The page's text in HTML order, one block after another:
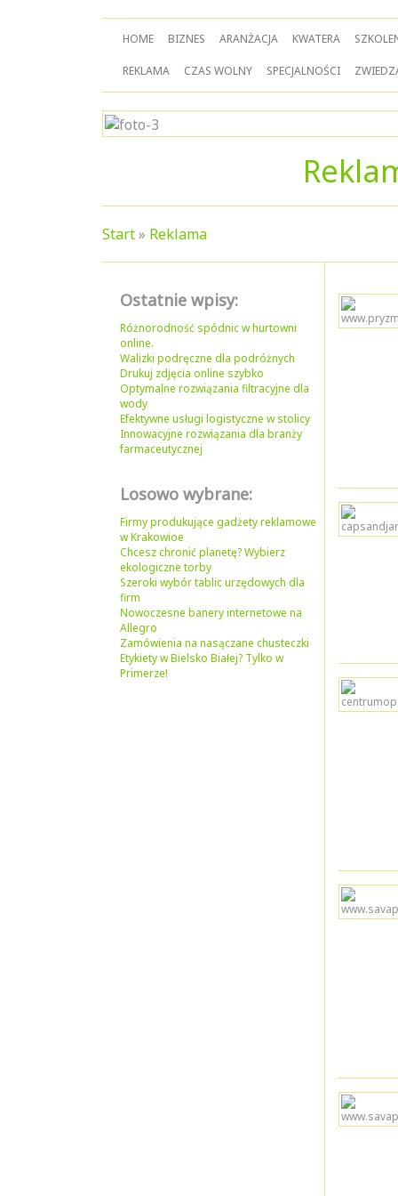
HOME BIZNES ARANŻACJA KWATERA
REKLAMA CZAS WOLNY SPECJALNOŚCI
Start» Reklama
Ostatnie wpisy:
Różnorodność spódnic w hurtowni
online.
Walizki podręczne dla podróżnych
Drukuj zdjęcia online szybko
Optymalne rozwiązania filtracyjne dla
wody
Efektywne usługi logistyczne w stolicy
Innowacyjne rozwiązania dla branży
farmaceutycznej
Losowo wybrane:
Firmy produkujące gadżety reklamowe
w Krakowioe
Chcesz chronić planetę? Wybierz
ekologiczne torby
Szeroki wybór tablic urzędowych dla
firm
Nowoczesne banery internetowe na
Allegro
Zamówienia na nasączane chusteczki
Etykiety w Bielsko Białej? Tylko w
Primerze!